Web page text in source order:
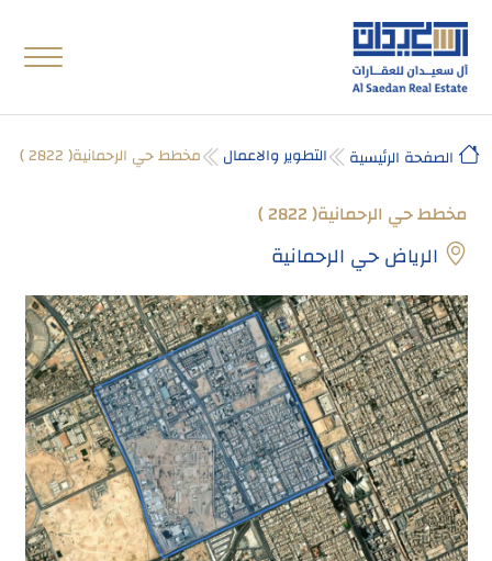
الصفحة الرئيسية التطوير والاعمال مخطط حي الرحمانية( 2822 )
مخطط حي الرحمانية( 2822 )
الرياض حي الرحمانية